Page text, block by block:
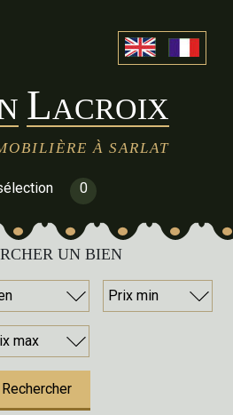
LACROIX
À SARLAT
0
UN BIEN